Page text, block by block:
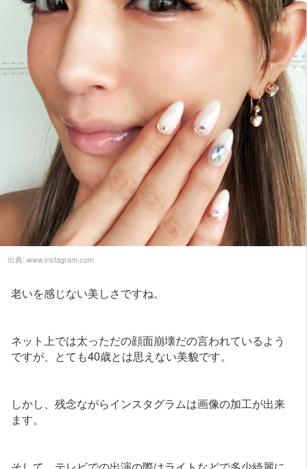
出典: www.instagram.com
老いを感じない美しさですね。
ネット上では太っただの顔面崩壊だの言われているよう
ですが、とても40歳とは思えない美貌です。
しかし、残念ながらインスタグラムは画像の加工が出来
ます。